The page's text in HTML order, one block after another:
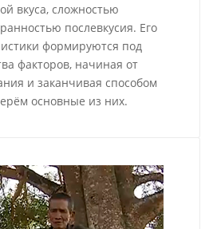
вкуса, сложностью
послевкусия. Его
формируются под
факторов, начиная от
и заканчивая способом
основные из них.